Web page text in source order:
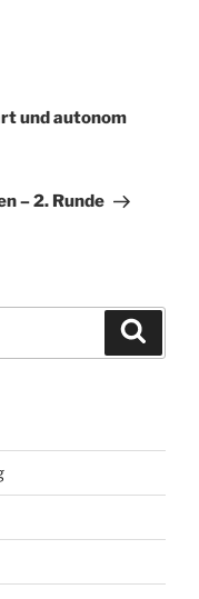
und autonom
– 2. Runde